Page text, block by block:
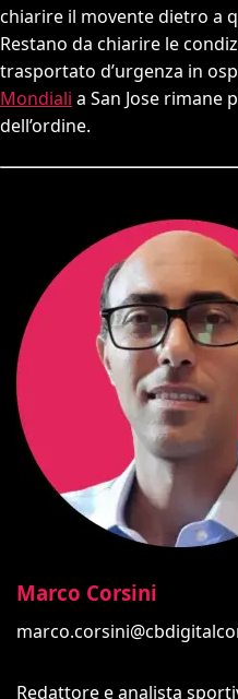
chiarire il movente dietro a
Restano da chiarire le
trasportato d’urgenza in
Mondiali a San Jose rimane
dell’ordine.
Marco Corsini
Redattore e analista